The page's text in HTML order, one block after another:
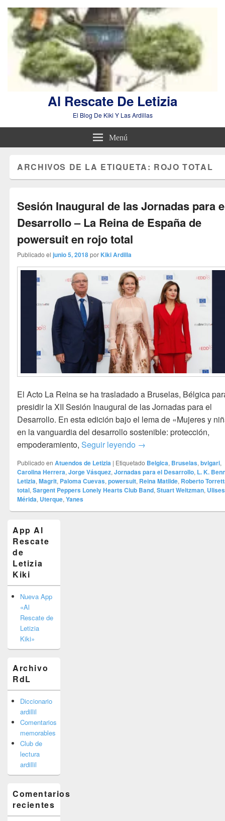
Al Rescate De Letizia
El Blog De Kiki Y Las Ardillas
Menú
ARCHIVOS DE LA ETIQUETA: ROJO TOTAL
Sesión Inaugural de las Jornadas para
Desarrollo – La Reina de España de
powersuit en rojo total
Publicado el junio 5, 2018por Kiki Ardilla
El Acto La Reina se ha trasladado a Bruselas, Bélgica
presidir la XII Sesión Inaugural de las Jornadas para el
Desarrollo. En esta edición bajo el lema de «Mujeres y
en la vanguardia del desarrollo sostenible: protección,
empoderamiento,Seguir leyendo Sesión Inaugural de
→
Publicado en Atuendos de Letizia | Etiquetado Belgica, Bruselas,bvlgari,
Carolina Herrera,Jorge Vásquez,Jornadas para el Desarrollo, L. K.
Letizia,Magrit, Paloma Cuevas,powersuit, Reina Matilde, Roberto
total,Sargent Peppers Lonely Hearts Club Band,Stuart Weitzman, Ulises
Mérida, Uterque,Yanes
área
de
widget
barra
lateral
primaria
App Al
Rescate
de
Letizia
Kiki
Nueva App
«Al
Rescate de
Letizia
Kiki»
Archivo
RdL
Diccionario
ardillil
Comentarios
memorables
Club de
lectura
ardillil
Comentarios
recientes